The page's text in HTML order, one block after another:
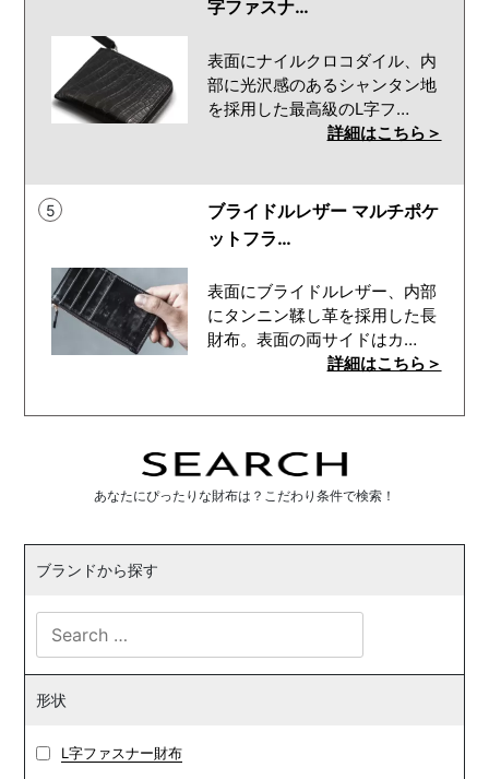
字ファスナ…
表面にナイルクロコダイル、内
部に光沢感のあるシャンタン地
を採用した最高級のL字フ…
詳細はこちら＞
5
ブライドルレザー マルチポケ
ットフラ…
表面にブライドルレザー、内部
にタンニン鞣し革を採用した長
財布。表面の両サイドはカ…
詳細はこちら＞
あなたにぴったりな財布は？こだわり条件で検索！
ブランドから探す
形状
L字ファスナー財布